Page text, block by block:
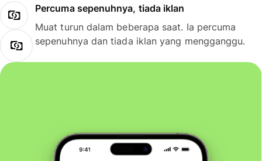
Percuma sepenuhnya, tiada iklan
Muat turun dalam beberapa saat. Ia percuma
sepenuhnya dan tiada iklan yang mengganggu.